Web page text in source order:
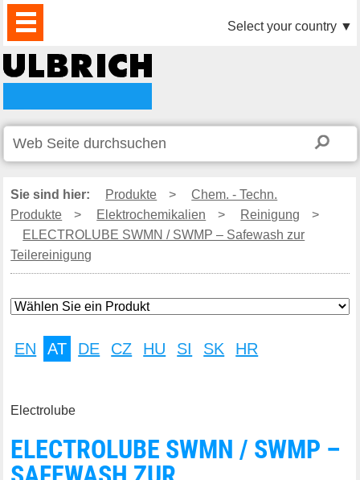
PRODUKTE
AKTUELLES
DOWNLOAD
VIDEO
PARTNER
UNTERNEHMEN
KONTAKTE Select your country ▼
Sie sind hier: Produkte >
Chem. - Techn.
Produkte
> Elektrochemikalien > Reinigung
>
ELECTROLUBE SWMN / SWMP – Safewash zur
Teilereinigung
EN AT DE CZ HU SI SK HR
Electrolube
ELECTROLUBE SWMN / SWMP –